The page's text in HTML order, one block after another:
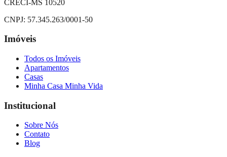
CRECI-MS 10520
CNPJ: 57.345.263/0001-50
Imóveis
Todos os Imóveis
Apartamentos
Casas
Minha Casa Minha Vida
Institucional
Sobre Nós
Contato
Blog